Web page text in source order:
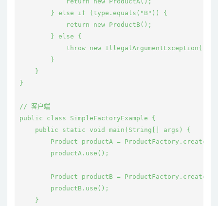
        } else if (type.equals("B")) {
            return new ProductB();
        } else {
throw new IllegalArgumentException("未知
        }
    }
}
// 客户端
public class SimpleFactoryExample {
    public static void main(String[] args) {
Product productA =
        productA.use();
Product productB =
        productB.use();
    }